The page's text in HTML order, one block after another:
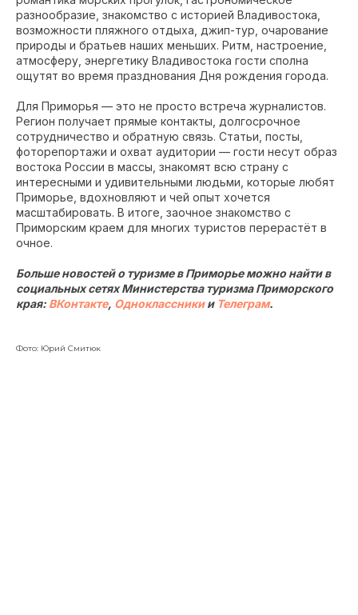
разнообразие, знакомство с историей Владивостока,
возможности пляжного отдыха, джип-тур, очарование
природы и братьев наших меньших. Ритм, настроение,
атмосферу, энергетику Владивостока гости сполна
ощутят во время празднования Дня рождения города.
Для Приморья — это не просто встреча журналистов.
Регион получает прямые контакты, долгосрочное
сотрудничество и обратную связь. Статьи, посты,
фоторепортажи и охват аудитории — гости несут образ
востока России в массы, знакомят всю страну с
интересными и удивительными людьми, которые любят
Приморье, вдохновляют и чей опыт хочется
масштабировать. В итоге, заочное знакомство с
Приморским краем для многих туристов перерастёт в
очное.
Больше новостей о туризме в Приморье можно найти в
социальных сетях Министерства туризма Приморского
края: ВКонтакте, Одноклассникии Телеграм.
Фото: Юрий Смитюк